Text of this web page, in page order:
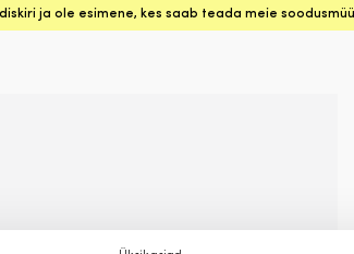
ja ole esimene, kes saab teada meie